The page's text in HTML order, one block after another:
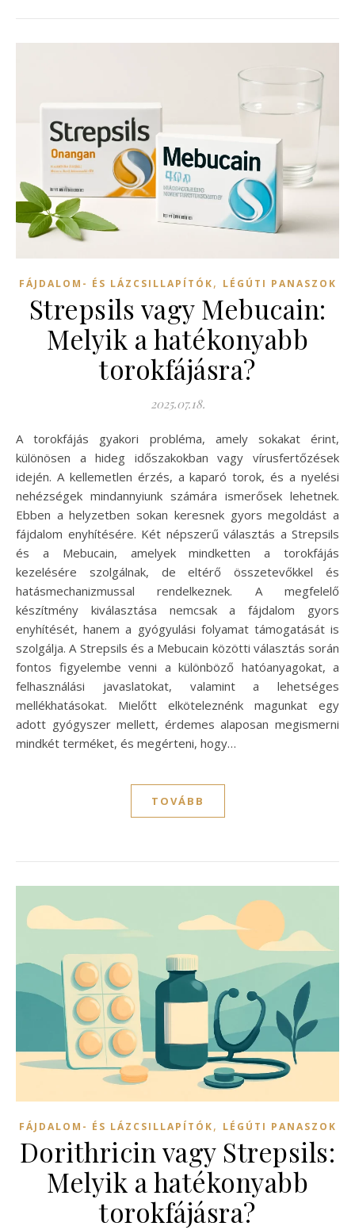
FÁJDALOM- ÉS LÁZCSILLAPÍTÓK, LÉGÚTI PANASZOK
Strepsils vagy Mebucain:
Melyik a hatékonyabb
torokfájásra?
2025.07.18.
A torokfájás gyakori probléma, amely sokakat érint,
különösen a hideg időszakokban vagy vírusfertőzések
idején. A kellemetlen érzés, a kaparó torok, és a nyelési
nehézségek mindannyiunk számára ismerősek lehetnek.
Ebben a helyzetben sokan keresnek gyors megoldást a
fájdalom enyhítésére. Két népszerű választás a Strepsils
és a Mebucain, amelyek mindketten a torokfájás
kezelésére szolgálnak, de eltérő összetevőkkel és
hatásmechanizmussal rendelkeznek. A megfelelő
készítmény kiválasztása nemcsak a fájdalom gyors
enyhítését, hanem a gyógyulási folyamat támogatását is
szolgálja. A Strepsils és a Mebucain közötti választás során
fontos figyelembe venni a különböző hatóanyagokat, a
felhasználási javaslatokat, valamint a lehetséges
mellékhatásokat. Mielőtt elköteleznénk magunkat egy
adott gyógyszer mellett, érdemes alaposan megismerni
mindkét terméket, és megérteni, hogy…
TOVÁBB
FÁJDALOM- ÉS LÁZCSILLAPÍTÓK, LÉGÚTI PANASZOK
Dorithricin vagy Strepsils:
Melyik a hatékonyabb
torokfájásra?